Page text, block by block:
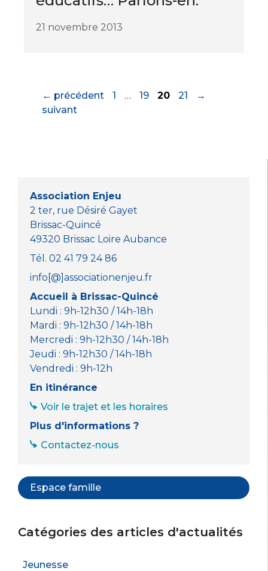
21 novembre 2013
← précédent Page
1 … Page
19 Page
20 Page
21
→
suivant
Association Enjeu
2 ter, rue Désiré Gayet
Brissac-Quincé
49320 Brissac Loire Aubance
Tél. 02 41 79 24 86
info[@]associationenjeu.fr
Accueil à Brissac-Quincé
Lundi : 9h-12h30 / 14h-18h
Mardi : 9h-12h30 / 14h-18h
Mercredi : 9h-12h30 / 14h-18h
Jeudi : 9h-12h30 / 14h-18h
Vendredi : 9h-12h
En itinérance
Voir le trajet et les horaires
Plus d'informations ?
Contactez-nous
Espace famille
Catégories des articles d'actualités
Jeunesse